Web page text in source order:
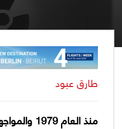
طارق عبود
منذ العام